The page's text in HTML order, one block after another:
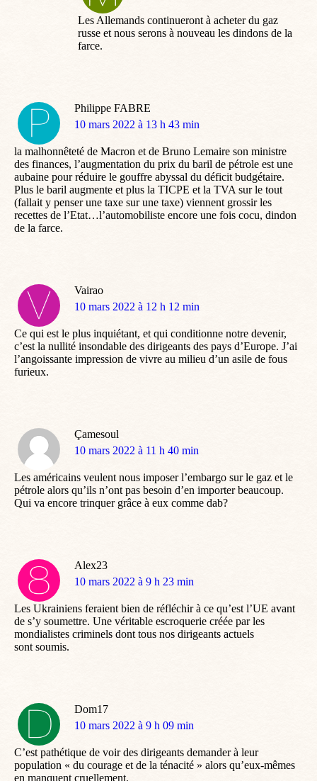
Les Allemands continueront à acheter du gaz
russe et nous serons à nouveau les dindons de la
farce.
Philippe FABRE
dit
10 mars 2022 à 13 h 43 min
la malhonnêteté de Macron et de Bruno Lemaire son ministre
des finances, l’augmentation du prix du baril de pétrole est une
aubaine pour réduire le gouffre abyssal du déficit budgétaire.
Plus le baril augmente et plus la TICPE et la TVA sur le tout
(fallait y penser une taxe sur une taxe) viennent grossir les
recettes de l’Etat…l’automobiliste encore une fois cocu, dindon
de la farce.
Vairao
dit
10 mars 2022 à 12 h 12 min
Ce qui est le plus inquiétant, et qui conditionne notre devenir,
c’est la nullité insondable des dirigeants des pays d’Europe. J’ai
l’angoissante impression de vivre au milieu d’un asile de fous
furieux.
Çamesoul
dit
10 mars 2022 à 11 h 40 min
Les américains veulent nous imposer l’embargo sur le gaz et le
pétrole alors qu’ils n’ont pas besoin d’en importer beaucoup.
Qui va encore trinquer grâce à eux comme dab?
Alex23
dit
10 mars 2022 à 9 h 23 min
Les Ukrainiens feraient bien de réfléchir à ce qu’est l’UE avant
de s’y soumettre. Une véritable escroquerie créée par les
mondialistes criminels dont tous nos dirigeants actuels
sont soumis.
Dom17
dit
10 mars 2022 à 9 h 09 min
C’est pathétique de voir des dirigeants demander à leur
population « du courage et de la ténacité » alors qu’eux-mêmes
en manquent cruellement.